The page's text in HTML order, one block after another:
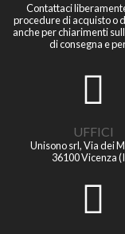
Contattaci
procedure di acquisto o
anche per chiarimenti
di consegna e
UFFICI
Unisono srl, Via dei
36100 Vicenza